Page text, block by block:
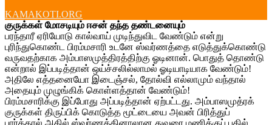
KAMAKOTI.ORG
குருக்கள் மோசடியும் ஈசன் தந்த தண்டனையும்
பரந்தாரீ ஏரியோடு கால்வாய் முடிந்துவிட வேண்டும் என்று
புரிந்துகொண்ட பிரம்மசாரி உடனே ஸ்வர்ணத்தை எடுத்துக்கொண்டு
வருவதற்காக அம்பாஸமுத்திரத்திற்கு ஓடினான். பொதுத் தொண்டு
என்றால் இப்படித்தான் ஒய்ச்சலில்லாமல் ஓடியாடியாக வேண்டும்!
அதிலே எத்தனையோ இடைஞ்சல், தோல்வி எல்லாமும் வந்தால்
அதையும் முழுங்கிக் கொள்ளத்தான் வேண்டும்!
பிரம்மசாரிக்கு இப்போது அப்படித்தான் ஏற்பட்டது. அம்பாஸமுத்ரக்
குருக்கள் திருப்பிக் கொடுத்த மூட்டையை அவன் பிரித்துப்